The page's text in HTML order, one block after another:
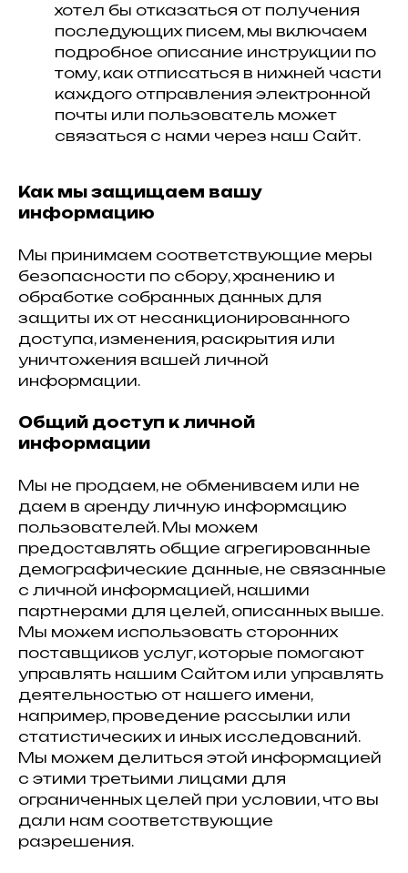
хотел бы отказаться от получения
последующих писем, мы включаем
подробное описание инструкции по
тому, как отписаться в нижней части
каждого отправления электронной
почты или пользователь может
связаться с нами через наш Сайт.
Как мы защищаем вашу
информацию
Мы принимаем соответствующие меры
безопасности по сбору, хранению и
обработке собранных данных для
защиты их от несанкционированного
доступа, изменения, раскрытия или
уничтожения вашей личной
информации.
Общий доступ к личной
информации
Мы не продаем, не обмениваем или не
даем в аренду личную информацию
пользователей. Мы можем
предоставлять общие агрегированные
демографические данные, не связанные
с личной информацией, нашими
партнерами для целей, описанных выше.
Мы можем использовать сторонних
поставщиков услуг, которые помогают
управлять нашим Сайтом или управлять
деятельностью от нашего имени,
например, проведение рассылки или
статистических и иных исследований.
Мы можем делиться этой информацией
с этими третьими лицами для
ограниченных целей при условии, что вы
дали нам соответствующие
разрешения.